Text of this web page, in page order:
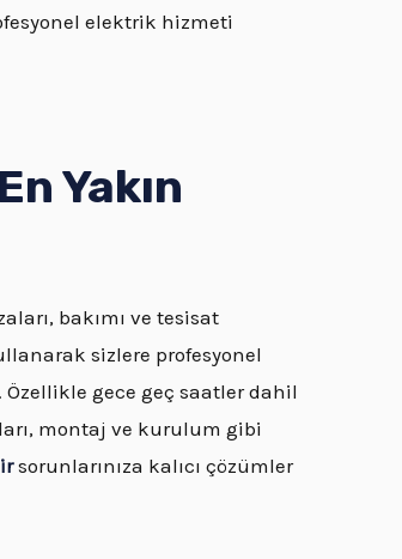
elektrik hizmeti
Yakın
bakımı ve tesisat
sizlere profesyonel
gece geç saatler dahil
montaj ve kurulum gibi
sorunlarınıza kalıcı çözümler